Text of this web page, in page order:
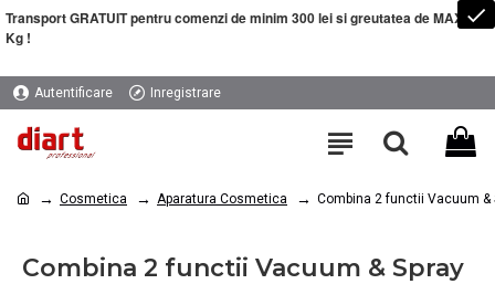
Transport GRATUIT pentru comenzi de minim 300 lei si greutatea de MAXIM 5
Kg !
Autentificare Inregistrare
Cosmetica Aparatura Cosmetica Combina 2 functii Vacuum &
Combina 2 functii Vacuum & Spray